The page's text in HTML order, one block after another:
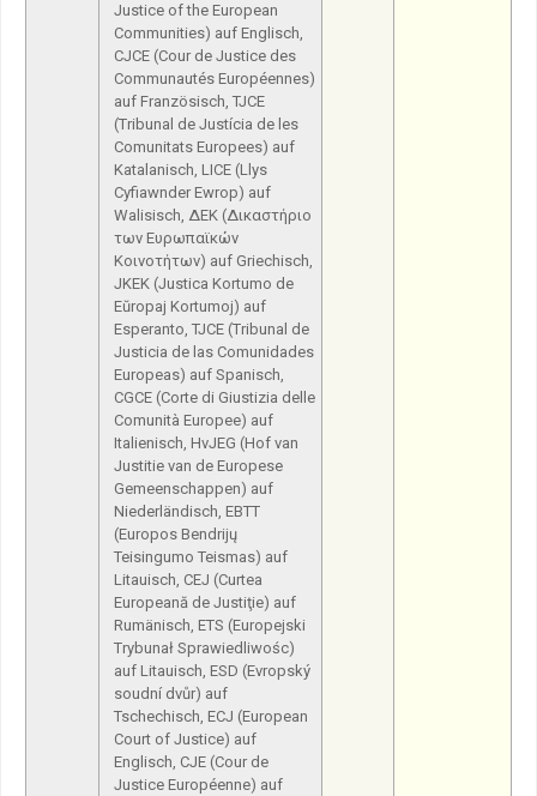
Justice of the European
Communities) auf Englisch,
CJCE (Cour de Justice des
Communautés Européennes)
auf Französisch, TJCE
(Tribunal de Justícia de les
Comunitats Europees) auf
Katalanisch, LICE (Llys
Cyfiawnder Ewrop) auf
Walisisch, ΔΕΚ (Δικαστήριο
των Ευρωπαϊκών
Κοινοτήτων) auf Griechisch,
JKEK (Justica Kortumo de
Eŭropaj Kortumoj) auf
Esperanto, TJCE (Tribunal de
Justicia de las Comunidades
Europeas) auf Spanisch,
CGCE (Corte di Giustizia delle
Comunità Europee) auf
Italienisch, HvJEG (Hof van
Justitie van de Europese
Gemeenschappen) auf
Niederländisch, EBTT
(Europos Bendrijų
Teisingumo Teismas) auf
Litauisch, CEJ (Curtea
Europeană de Justiţie) auf
Rumänisch, ETS (Europejski
Trybunał Sprawiedliwośc)
auf Litauisch, ESD (Evropský
soudní dvůr) auf
Tschechisch, ECJ (European
Court of Justice) auf
Englisch, CJE (Cour de
Justice Européenne) auf